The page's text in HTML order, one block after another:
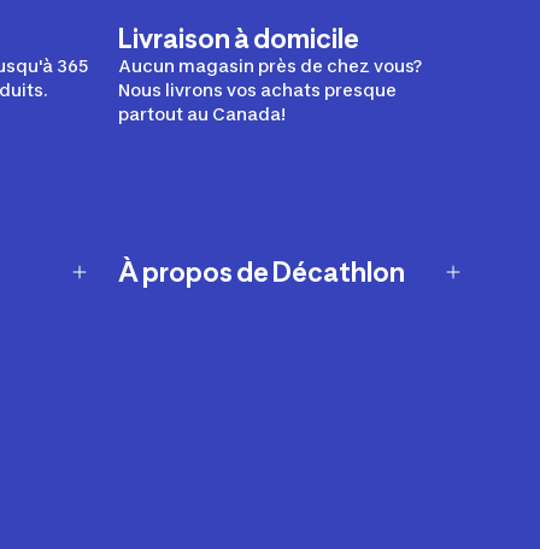
365
Livraison à domicile
Aucun magasin près de chez vous?
Nous livrons vos achats presque
partout au Canada!
À propos de Décathlon